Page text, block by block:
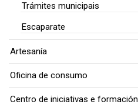
Trámites municipais
Escaparate
Artesanía
Oficina de consumo
Centro de iniciativas e formación